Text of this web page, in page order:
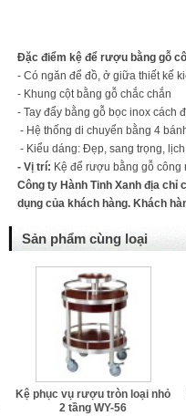
Đặc điểm kệ để rượu bằng gỗ
- Có ngăn để đồ, ở giữa thiết kế
- Khung cột bằng gỗ chắc chắn
- Tay đẩy bằng gỗ bọc inox cách
- Hệ thống di chuyển bằng 4
- Kiểu dáng: Đẹp, sang trọng,
- Vị trí: Kệ để rượu bằng gỗ
Công ty Hành Tinh Xanh địa chỉ
dụng của khách hàng. Khách
Sản phẩm cùng loại
Kệ phục vụ rượu tròn loại nhỏ
2 tầng WY-56